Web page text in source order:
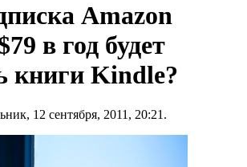
Amazon
в год будет
книги Kindle?
12 сентября, 2011, 20:21.